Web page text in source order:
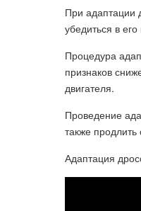
При адаптации
убедиться в
Процедура
признаков
двигателя.
Проведение
также продлить
Адаптация